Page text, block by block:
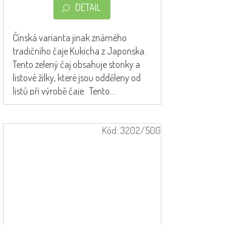
DETAIL
Čínská varianta jinak známého
tradičního čaje Kukicha z Japonska.
Tento zelený čaj obsahuje stonky a
listové žilky, které jsou odděleny od
listů při výrobě čaje. Tento...
Kód: 3202/50G